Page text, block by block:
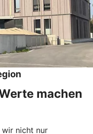
machen
wir nicht nur